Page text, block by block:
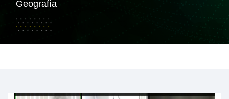
Geografía